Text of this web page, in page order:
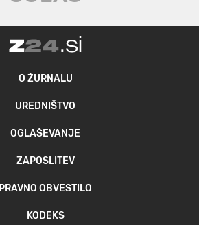
O ŽURNALU
UREDNIŠTVO
OGLAŠEVANJE
ZAPOSLITEV
PRAVNO OBVESTILO
KODEKS